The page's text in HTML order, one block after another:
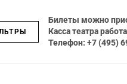
Билеты можно
Касса театра
Телефон: +7 (495)